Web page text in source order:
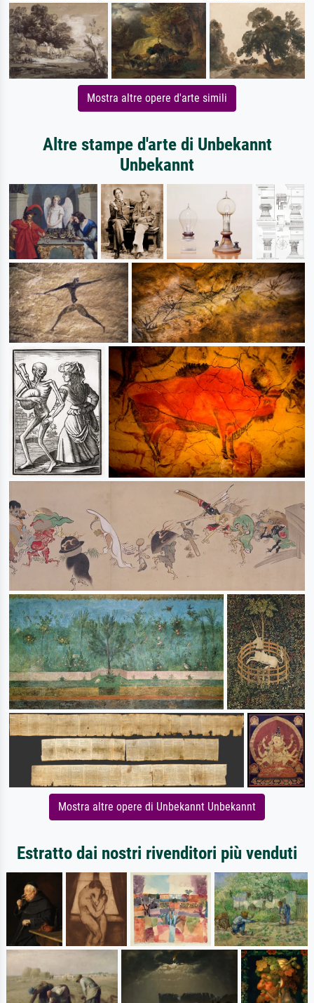
Mostra altre opere d'arte simili
Altre stampe d'arte di Unbekannt
Unbekannt
Mostra altre opere di Unbekannt Unbekannt
Estratto dai nostri rivenditori più venduti